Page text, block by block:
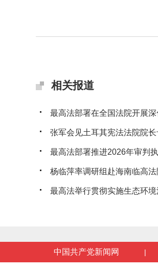
相关报道
最高法部署在全国法院开展
张军会见土耳其宪法法院院长
最高法部署推进2026年审判
杨临萍率调研组赴海南临高
最高法举行贯彻实施生态环
中国共产党新闻网 |